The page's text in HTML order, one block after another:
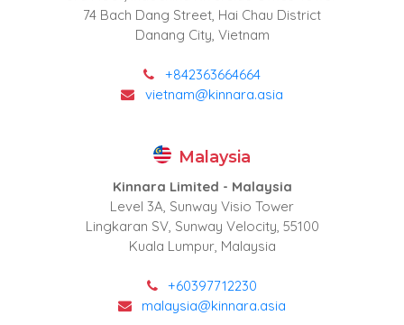
74 Bach Dang Street, Hai Chau District
Danang City, Vietnam
+842363664664
vietnam@kinnara.asia
Malaysia
Kinnara Limited - Malaysia
Level 3A, Sunway Visio Tower
Lingkaran SV, Sunway Velocity, 55100
Kuala Lumpur, Malaysia
+60397712230
malaysia@kinnara.asia